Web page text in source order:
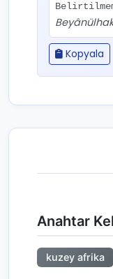
Beyânülhak
Kopyala
Anahtar
kuzey afrika